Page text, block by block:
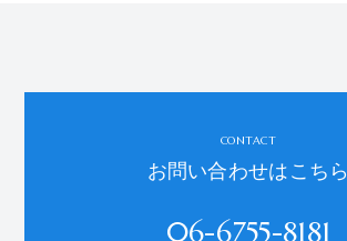
CONTACT
お問い合わせはこちら
06-6755-8181